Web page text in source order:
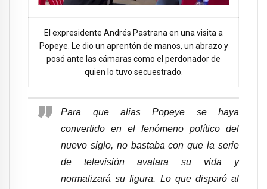
El expresidente Andrés Pastrana en una visita a
Popeye. Le dio un aprentón de manos, un abrazo y
posó ante las cámaras como el perdonador de
quien lo tuvo secuestrado.
Para que alias Popeye se haya
convertido en el fenómeno político del
nuevo siglo, no bastaba con que la serie
de televisión avalara su vida y
normalizará su figura. Lo que disparó al